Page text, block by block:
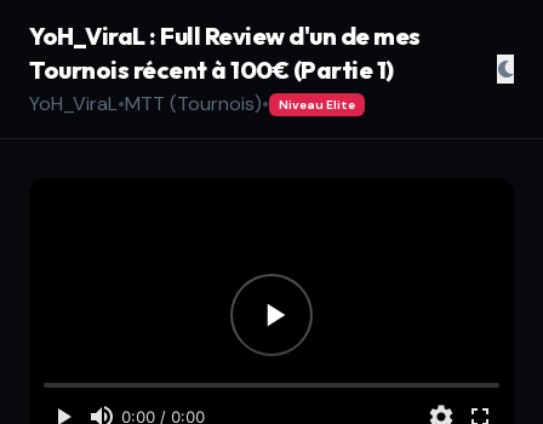
YoH_ViraL : Full Review d'un de mes
Tournois récent à 100€ (Partie 1)
YoH_ViraL•MTT (Tournois)• Niveau Elite